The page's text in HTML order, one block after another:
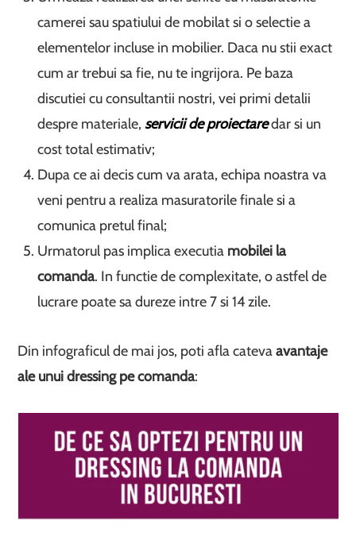
camerei sau spatiului de mobilat si o selectie a
elementelor incluse in mobilier. Daca nu stii exact
cum ar trebui sa fie, nu te ingrijora. Pe baza
discutiei cu consultantii nostri, vei primi detalii
despre materiale,servicii de proiectaredar si un
cost total estimativ;
Dupa ce ai decis cum va arata, echipa noastra va
veni pentru a realiza masuratorile finale si a
comunica pretul final;
Urmatorul pas implica executia mobilei la
comanda. In functie de complexitate, o astfel de
lucrare poate sa dureze intre 7 si 14 zile.
Din infograficul de mai jos, poti afla catevaavantaje
ale unui dressing pe comanda: